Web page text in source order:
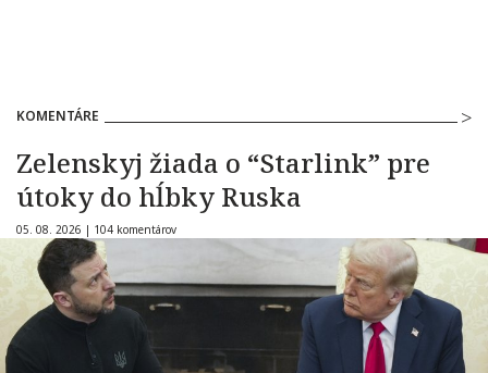
KOMENTÁRE
Zelenskyj žiada o “Starlink” pre
útoky do hĺbky Ruska
05. 08. 2026 | 104 komentárov